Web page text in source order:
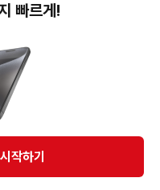
닙니다. 전자상거래 등에서의
따라 상품, 상품정보, 거래에 관한 책임은
거래에 대하여 책임을 지지 않습니다.
장터㈜에게 귀속합니다.
빠르게!
작하기